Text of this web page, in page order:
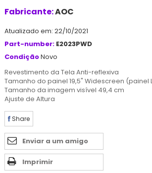
Fabricante:AOC
Atualizado em: 22/10/2021
Part-number: E2023PWD
CondiçãoNovo
Revestimento da Tela Anti-reflexiva
Tamanho do painel 19,5" Widescreen (painel
Tamanho da imagem visível 49,4 cm
Ajuste de Altura
Share
Enviar a um amigo
Imprimir